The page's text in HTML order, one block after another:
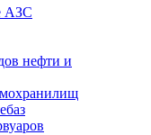
АЗС
нефти и